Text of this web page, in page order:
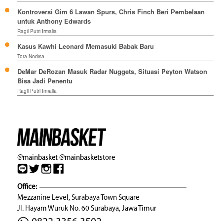
Kontroversi Gim 6 Lawan Spurs, Chris Finch Beri Pembelaan
untuk Anthony Edwards
Ragil Putri Irmalia
Kasus Kawhi Leonard Memasuki Babak Baru
Tora Nodisa
DeMar DeRozan Masuk Radar Nuggets, Situasi Peyton Watson
Bisa Jadi Penentu
Ragil Putri Irmalia
@mainbasket@mainbasketstore
Office:
Mezzanine Level, Surabaya Town Square
Jl. Hayam Wuruk No. 60 Surabaya, Jawa Timur